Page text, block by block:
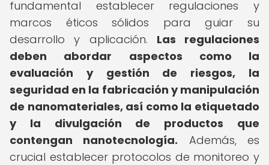
fundamental establecer regulaciones y
marcos éticos sólidos para guiar su
desarrollo y aplicación. Las regulaciones
deben abordar aspectos como la
evaluación y gestión de riesgos, la
seguridad en la fabricación y manipulación
de nanomateriales, así como la etiquetado
y la divulgación de productos que
contengan nanotecnología. Además, es
crucial establecer protocolos de monitoreo y